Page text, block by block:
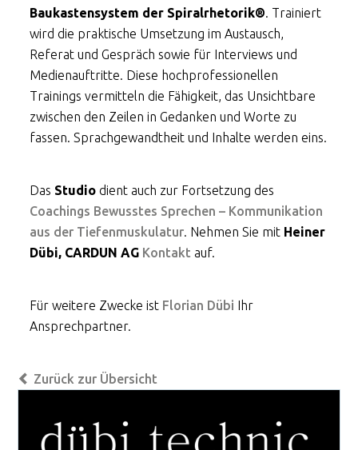
Baukastensystem der Spiralrhetorik®. Trainiert
wird die praktische Umsetzung im Austausch,
Referat und Gespräch sowie für Interviews und
Medienauftritte. Diese hochprofessionellen
Trainings vermitteln die Fähigkeit, das Unsichtbare
zwischen den Zeilen in Gedanken und Worte zu
fassen. Sprachgewandtheit und Inhalte werden eins.
Das Studio dient auch zur Fortsetzung des
Coachings Bewusstes Sprechen – Kommunikation
aus der Tiefenmuskulatur. Nehmen Sie mit Heiner
Dübi, CARDUN AG Kontakt auf.
Für weitere Zwecke ist Florian Dübi Ihr
Ansprechpartner.
Zurück zur Übersicht